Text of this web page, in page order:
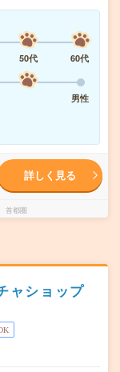
50代
60代
男性
詳しく見る
首都圏
ャショップ